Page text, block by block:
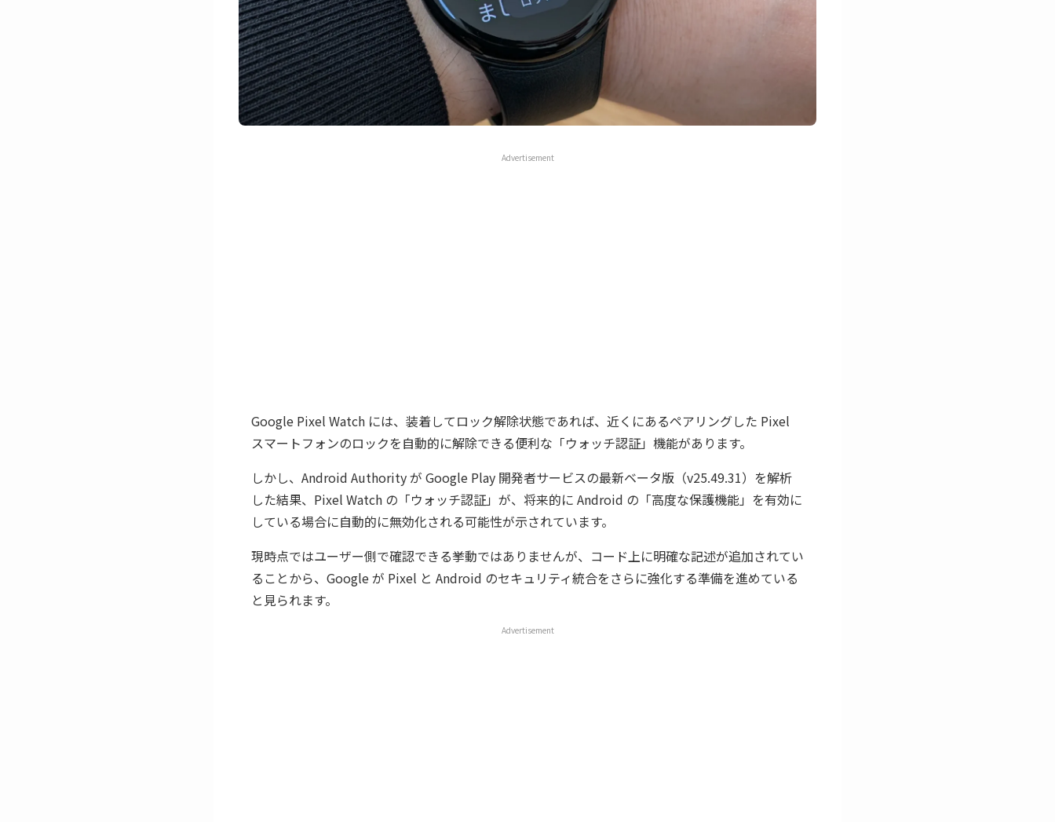
Advertisement
Google Pixel Watch には、装着してロック解除状態であれば、近くにあるペアリングした Pixel
スマートフォンのロックを自動的に解除できる便利な「ウォッチ認証」機能があります。
しかし、Android Authority が Google Play 開発者サービスの最新ベータ版（v25.49.31）を解析
した結果、Pixel Watch の「ウォッチ認証」が、将来的に Android の「高度な保護機能」を有効に
している場合に自動的に無効化される可能性が示されています。
現時点ではユーザー側で確認できる挙動ではありませんが、コード上に明確な記述が追加されてい
ることから、Google が Pixel と Android のセキュリティ統合をさらに強化する準備を進めている
と見られます。
Advertisement